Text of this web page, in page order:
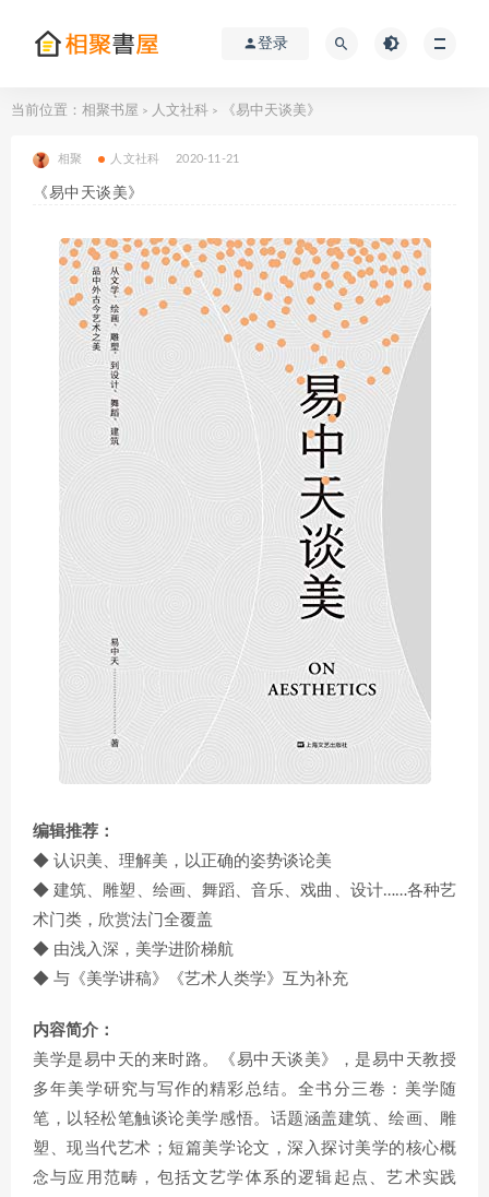
登录
当前位置： 相聚书屋 > 人文社科 > 《易中天谈美》
相聚 人文社科 2020-11-21
《易中天谈美》
编辑推荐：
◆ 认识美、理解美，以正确的姿势谈论美
◆ 建筑、雕塑、绘画、舞蹈、音乐、戏曲、设计……各种艺
术门类，欣赏法门全覆盖
◆ 由浅入深，美学进阶梯航
◆ 与《美学讲稿》《艺术人类学》互为补充
内容简介：
美学是易中天的来时路。《易中天谈美》，是易中天教授
多年美学研究与写作的精彩总结。全书分三卷：美学随
笔，以轻松笔触谈论美学感悟。话题涵盖建筑、绘画、雕
塑、现当代艺术；短篇美学论文，深入探讨美学的核心概
念与应用范畴，包括文艺学体系的逻辑起点、艺术实践